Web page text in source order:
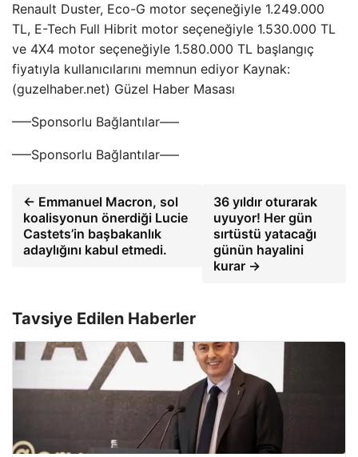
Renault Duster, Eco-G motor seçeneğiyle 1.249.000
TL, E-Tech Full Hibrit motor seçeneğiyle 1.530.000 TL
ve 4X4 motor seçeneğiyle 1.580.000 TL başlangıç ​​
fiyatıyla kullanıcılarını memnun ediyor Kaynak:
(guzelhaber.net) Güzel Haber Masası
—–Sponsorlu Bağlantılar—–
—–Sponsorlu Bağlantılar—–
← Emmanuel Macron, sol
koalisyonun önerdiği Lucie
Castets’in başbakanlık
adaylığını kabul etmedi.
36 yıldır oturarak
uyuyor! Her gün
sırtüstü yatacağı
günün hayalini
kurar →
Tavsiye Edilen Haberler